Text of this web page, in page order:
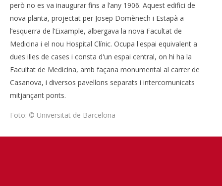
però no es va inaugurar fins a l’any 1906. Aquest edifici de
nova planta, projectat per Josep Domènech i Estapà a
l’esquerra de l’Eixample, albergava la nova Facultat de
Medicina i el nou Hospital Clínic. Ocupa l'espai equivalent a
dues illes de cases i consta d'un espai central, on hi ha la
Facultat de Medicina, amb façana monumental al carrer de
Casanova, i diversos pavellons separats i intercomunicats
mitjançant ponts.
Foto: © Universitat de Barcelona